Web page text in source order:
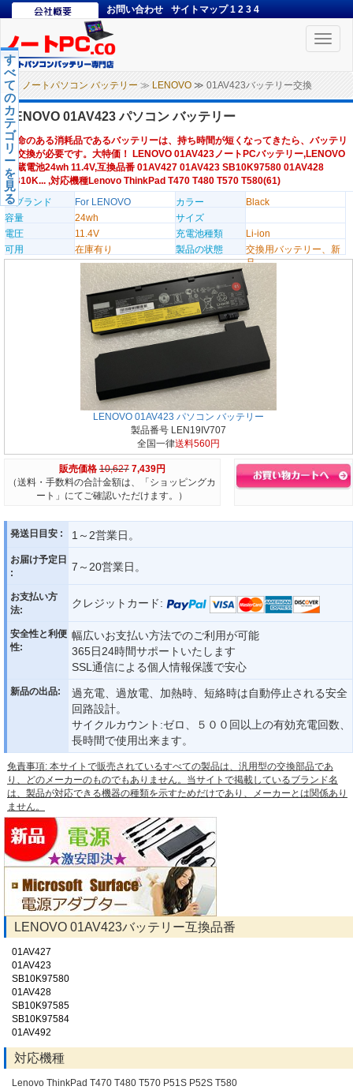
お問い合わせ サイトマップ 1 2 3 4
Toggle
ノートパソコン バッテリー ≫ LENOVO ≫ 01AV423バッテリー交換
す
べ
て
の
カ
テ
ゴ
リ
ー
を
見
る
LENOVO 01AV423 パソコン バッテリー
寿命のある消耗品であるバッテリーは、持ち時間が短くなってきたら、バッテリ
ー交換が必要です。大特価！ LENOVO 01AV423ノートPCバッテリー,LENOVO
内蔵電池24wh 11.4V,互換品番 01AV427 01AV423 SB10K97580 01AV428
SB10K... ,対応機種Lenovo ThinkPad T470 T480 T570 T580(61)
のブランド
For LENOVO カラー
Black
容量
24wh
サイズ
電圧
11.4V 充電池種類
Li-ion
可用
在庫有り 製品の状態
交換用バッテリー、新
品
LENOVO 01AV423 パソコン バッテリー
製品番号 LEN19IV707
全国一律送料560円
販売価格 10,627 7,439円
（送料・手数料の合計金額は、「ショッピングカ
ート」にてご確認いただけます。）
発送日目安 : 1～2営業日。
お届け予定日
:
7～20営業日。
お支払い方
法:
クレジットカード:
安全性と利便
性:
幅広いお支払い方法でのご利用が可能
365日24時間サポートいたします
SSL通信による個人情報保護で安心
新品の出品:
過充電、過放電、加熱時、短絡時は自動停止される安全
回路設計。
サイクルカウント:ゼロ、５００回以上の有効充電回数、
長時間で使用出来ます。
免責事項: 本サイトで販売されているすべての製品は、汎用型の交換部品であ
り、どのメーカーのものでもありません。当サイトで掲載しているブランド名
は、製品が対応できる機器の種類を示すためだけであり、メーカーとは関係あり
ません。
LENOVO 01AV423バッテリー互換品番
01AV427
01AV423
SB10K97580
01AV428
SB10K97585
SB10K97584
01AV492
対応機種
Lenovo ThinkPad T470 T480 T570 P51S P52S T580